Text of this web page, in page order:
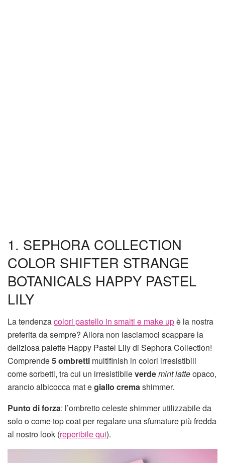
1. SEPHORA COLLECTION
COLOR SHIFTER STRANGE
BOTANICALS HAPPY PASTEL
LILY
La tendenzacolori pastello in smalti e make upè la nostra
preferita da sempre? Allora non lasciamoci scappare la
deliziosa palette Happy Pastel Lily di Sephora Collection!
Comprende5 ombretti multifinish in colori irresistibili
come sorbetti, tra cui un irresistibileverdemint latteopaco,
arancio albicocca mat egiallo cremashimmer.
Punto di forza: l’ombretto celeste shimmer utilizzabile da
solo o come top coat per regalare una sfumature più fredda
al nostro look (reperibile qui).